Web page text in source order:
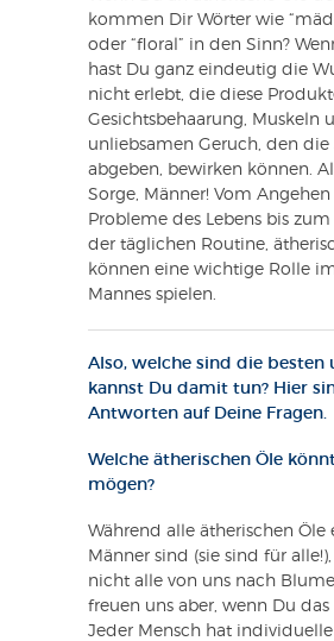
kommen Dir Wörter wie
oder “floral” in den Sinn?
hast Du ganz eindeutig die
nicht erlebt, die diese
Gesichtsbehaarung, Muskeln
unliebsamen Geruch, den die
abgeben, bewirken können.
Sorge, Männer! Vom
Probleme des Lebens bis
der täglichen Routine,
können eine wichtige Rolle
Mannes spielen.
Also, welche sind die besten
kannst Du damit tun? Hier
Antworten auf Deine Fragen.
Welche ätherischen Öle
mögen?
Während alle ätherischen Öle
Männer sind (sie sind für
nicht alle von uns nach
freuen uns aber, wenn Du das
Jeder Mensch hat individuelle